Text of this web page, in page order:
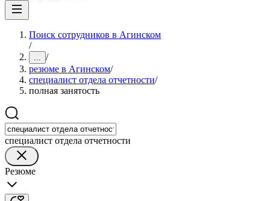
Поиск сотрудников в Агинском
/
... /
резюме в Агинском/
специалист отдела отчетности/
полная занятость
специалист отдела отчетности
Резюме